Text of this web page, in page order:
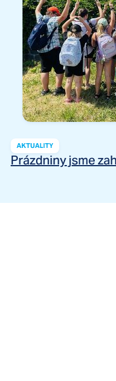
AKTUALITY
Prázdniny jsme